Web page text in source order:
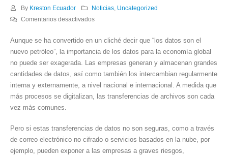
By Kreston Ecuador Noticias Uncategorized
Comentarios desactivadosen
de
archivos
seguras:
eficiencia
sin
amenazas
Aunque se ha convertido en un cliché decir que “los datos son el
nuevo petróleo”, la importancia de los datos para la economía global
no puede ser exagerada. Las empresas generan y almacenan grandes
cantidades de datos, así como también los intercambian regularmente
interna y externamente, a nivel nacional e internacional. A medida que
más procesos se digitalizan, las transferencias de archivos son cada
vez más comunes.
Pero si estas transferencias de datos no son seguras, como a través
de correo electrónico no cifrado o servicios basados en la nube, por
ejemplo, pueden exponer a las empresas a graves riesgos,